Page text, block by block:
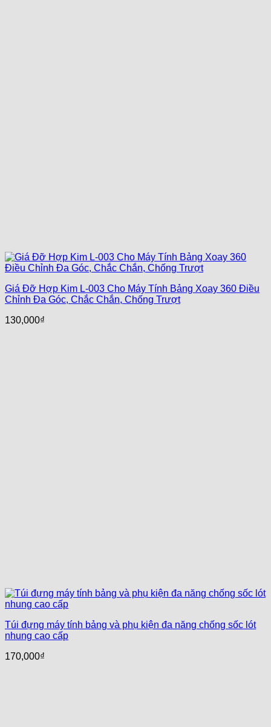
Giá Đỡ Hợp Kim L-003 Cho Máy Tính Bảng Xoay 360 Điều
Chỉnh Đa Góc, Chắc Chắn, Chống Trượt
130,000₫
Túi đựng máy tính bảng và phụ kiện đa năng chống sốc lót
nhung cao cấp
170,000₫